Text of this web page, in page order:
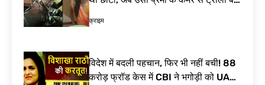
से पकड़ा| Vishakha Rathod arrest
क्राइम
प्रयागराज में अतीक अहमद के बेटे आबान को
किया गया सुपुर्द-ए-खाक, जनाजे में फूट-